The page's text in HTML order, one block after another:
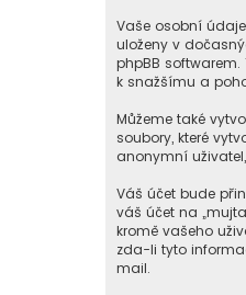
Vaše osobní
uloženy v
phpBB
k snažšímu a
Můžeme také
soubory, které
anonymní
Váš účet bude
váš účet na
kromě vašeho
zda-li tyto
mail.